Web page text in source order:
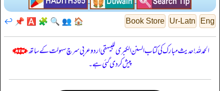
Eng
Ur-Latn
Book Store
🏠
👥
🔍
🧩
🅰️
📌
↩️
الحمدللہ! حدیث مبارک کی کتاب السنن الكبرى للبيهقي اردو عربی سرچ سہولت کے ساتھ
پیش کر دی گئی ہے۔